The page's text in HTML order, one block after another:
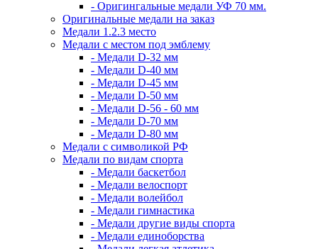
- Оригингальные медали УФ 70 мм.
Оригинальные медали на заказ
Медали 1.2.3 место
Медали с местом под эмблему
- Медали D-32 мм
- Медали D-40 мм
- Медали D-45 мм
- Медали D-50 мм
- Медали D-56 - 60 мм
- Медали D-70 мм
- Медали D-80 мм
Медали с символикой РФ
Медали по видам спорта
- Медали баскетбол
- Медали велоспорт
- Медали волейбол
- Медали гимнастика
- Медали другие виды спорта
- Медали единоборства